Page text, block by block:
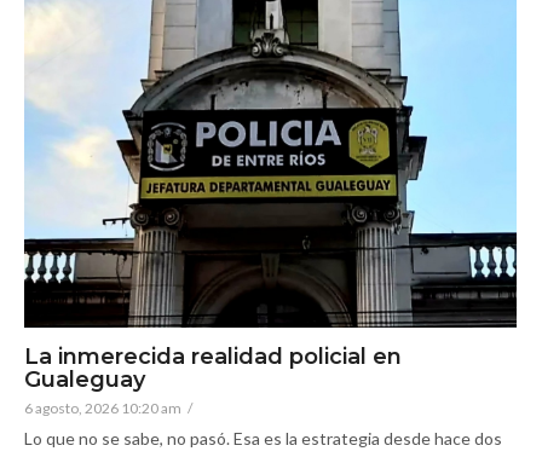
La inmerecida realidad policial en
Gualeguay
6 agosto, 2026 10:20 am /
Lo que no se sabe, no pasó. Esa es la estrategia desde hace dos